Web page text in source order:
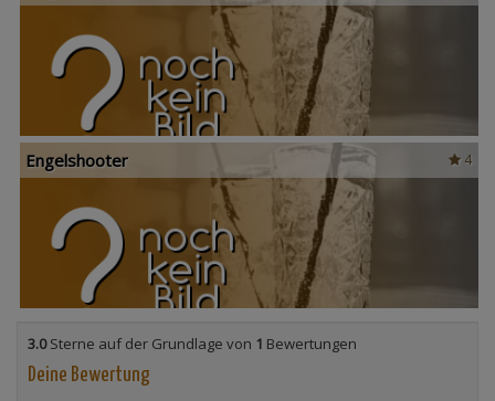
4
Engelshooter
3.0Sterne auf der Grundlage von 1 Bewertungen
Deine Bewertung